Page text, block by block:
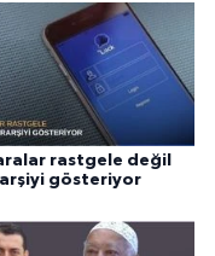
rastgele değil
gösteriyor